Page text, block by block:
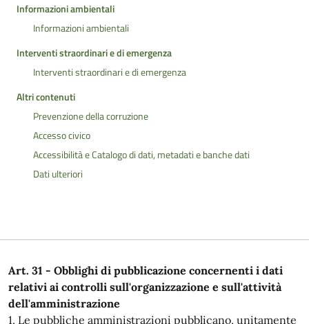
Informazioni ambientali
Informazioni ambientali
Interventi straordinari e di emergenza
Interventi straordinari e di emergenza
Altri contenuti
Prevenzione della corruzione
Accesso civico
Accessibilità e Catalogo di dati, metadati e banche dati
Dati ulteriori
Art. 31 - Obblighi di pubblicazione concernenti i dati
relativi ai controlli sull'organizzazione e sull'attività
dell'amministrazione
1. Le pubbliche amministrazioni pubblicano, unitamente